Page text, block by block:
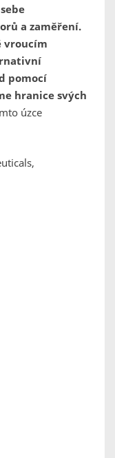
a zaměření.
vroucím
pomocí
hranice svých
úzce